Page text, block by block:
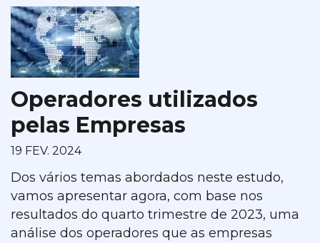
Operadores utilizados
pelas Empresas
19 FEV. 2024
Dos vários temas abordados neste estudo,
vamos apresentar agora, com base nos
resultados do quarto trimestre de 2023, uma
análise dos operadores que as empresas